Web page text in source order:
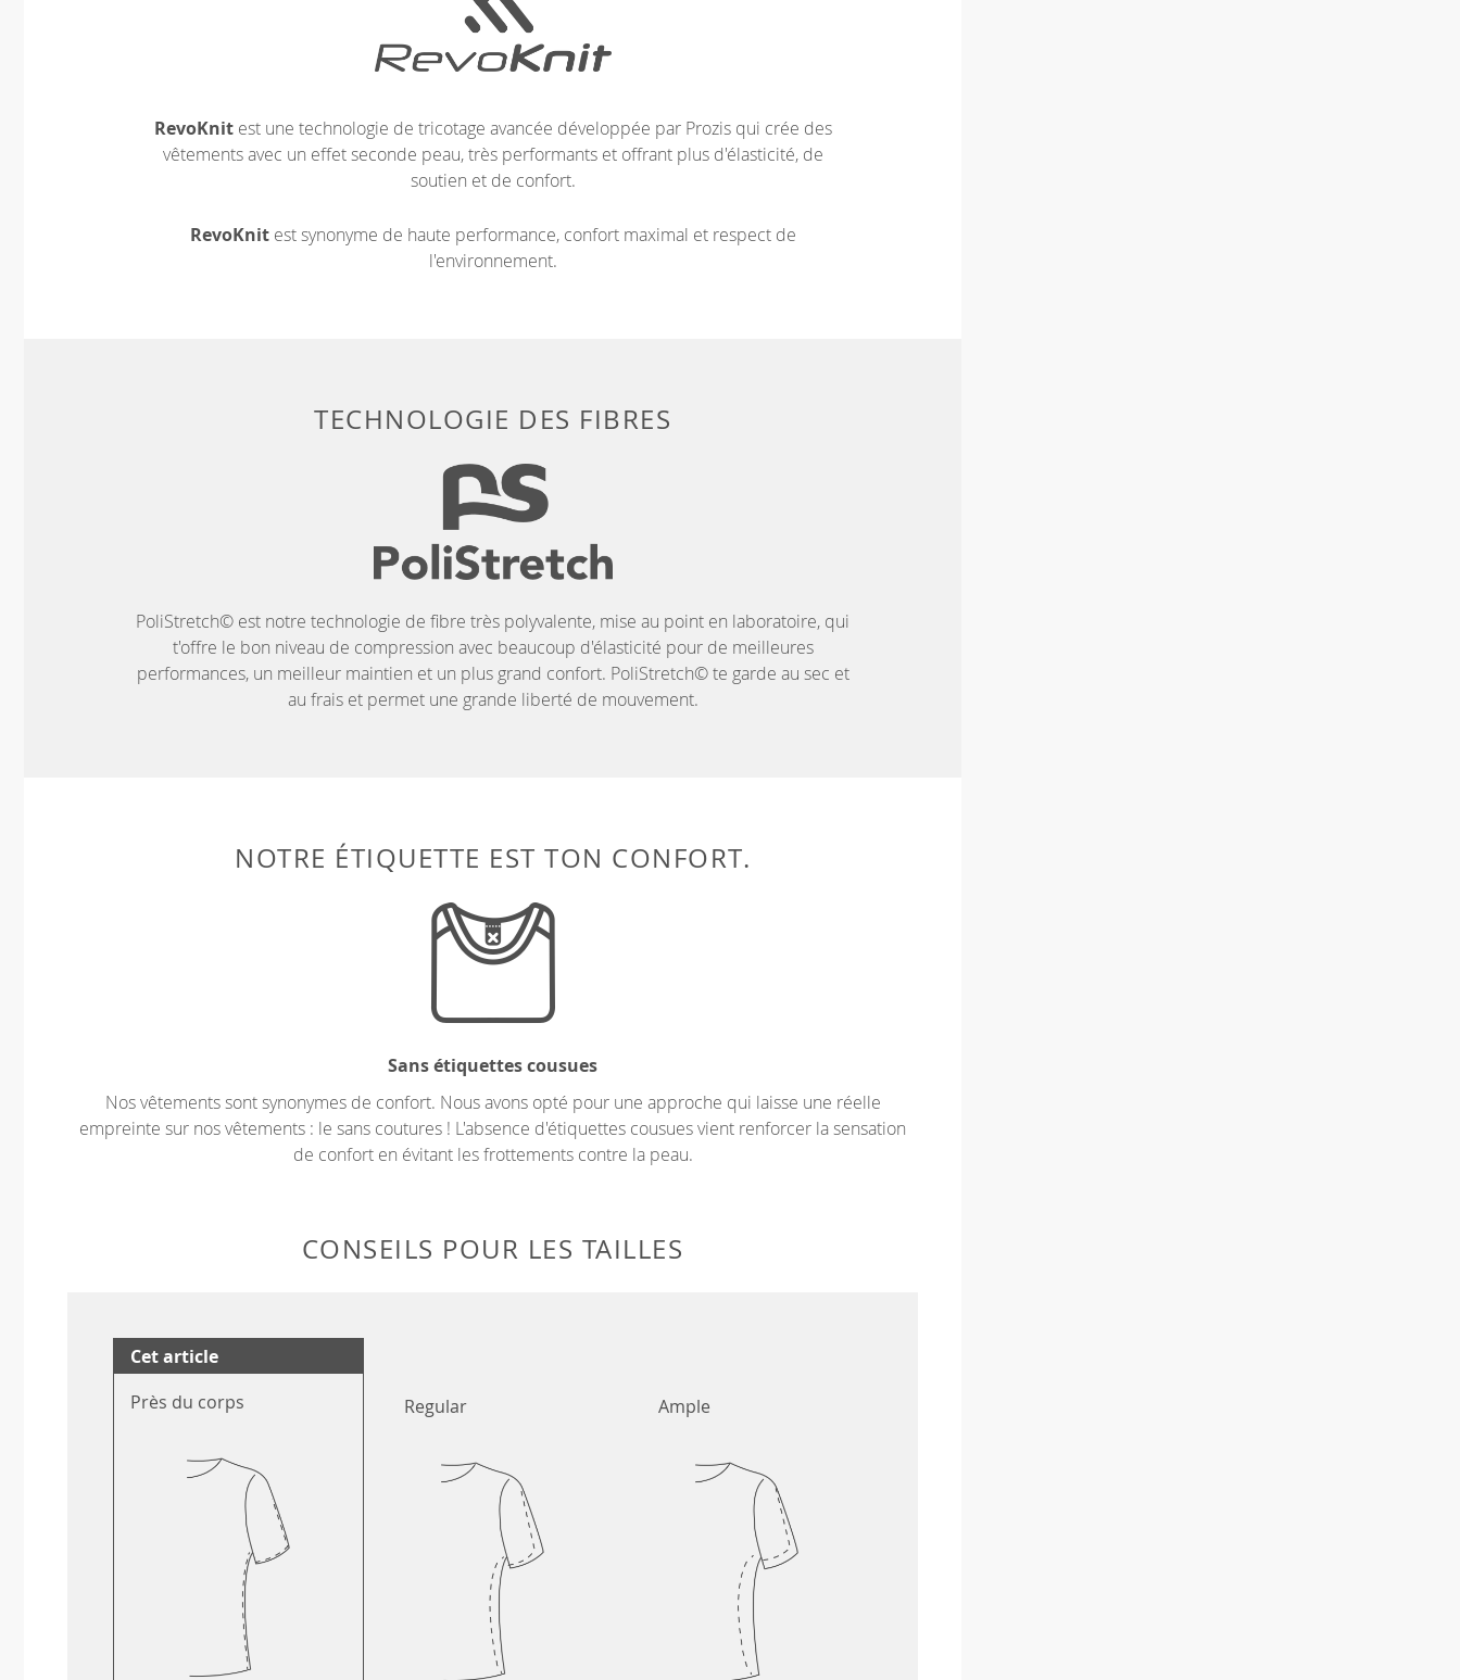
RevoKnitest une technologie de tricotage avancée développée par Prozis qui crée des
vêtements avec un effet seconde peau, très performants et offrant plus d'élasticité, de
soutien et de confort.
RevoKnitest synonyme de haute performance, confort maximal et respect de
l'environnement.
TECHNOLOGIE DES FIBRES
PoliStretch© est notre technologie de fibre très polyvalente, mise au point en laboratoire, qui
t'offre le bon niveau de compression avec beaucoup d'élasticité pour de meilleures
performances, un meilleur maintien et un plus grand confort. PoliStretch© te garde au sec et
au frais et permet une grande liberté de mouvement.
NOTRE ÉTIQUETTE EST TON CONFORT.
Sans étiquettes cousues
Nos vêtements sont synonymes de confort. Nous avons opté pour une approche qui laisse une réelle
empreinte sur nos vêtements : le sans coutures ! L'absence d'étiquettes cousues vient renforcer la sensation
de confort en évitant les frottements contre la peau.
CONSEILS POUR LES TAILLES
Cet article
Près du corps
Regular Ample